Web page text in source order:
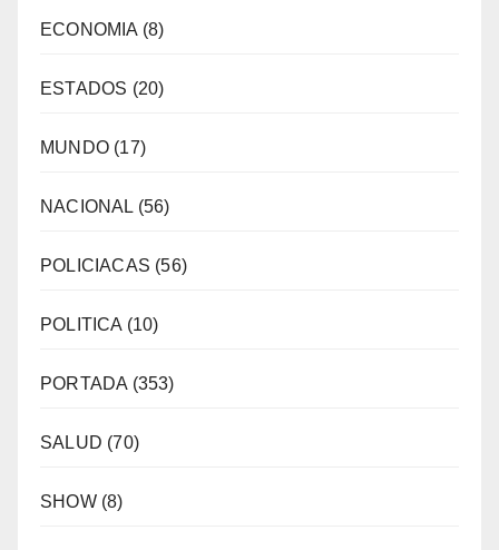
ECONOMIA (8)
ESTADOS (20)
MUNDO (17)
NACIONAL (56)
POLICIACAS (56)
POLITICA (10)
PORTADA (353)
SALUD (70)
SHOW(8)